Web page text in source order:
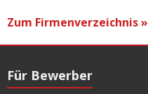
Zum Firmenverzeichnis »
Für Bewerber